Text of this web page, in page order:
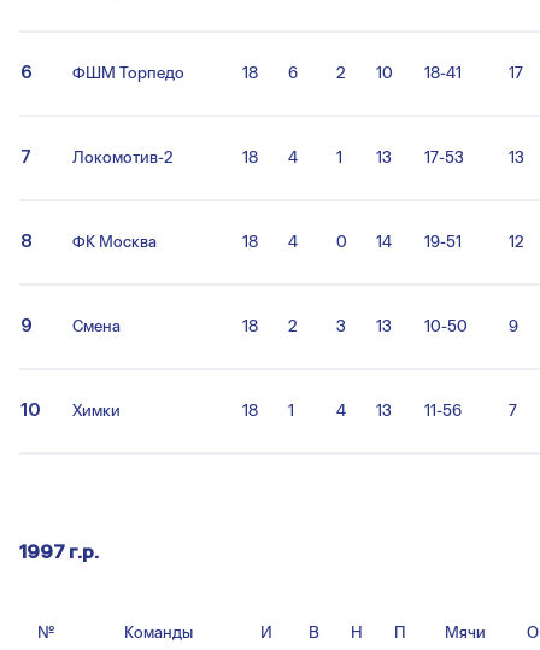
6 ФШМ Торпедо 18 6 2 10 18-41 17
7 Локомотив-2 18 4 1 13 17-53 13
8 ФК Москва 18 4 0 14 19-51 12
9 Смена 18 2 3 13 10-50 9
10 Химки 18 1 4 13 11-56 7
1997 г.р.
№ Команды И В Н П Мячи О